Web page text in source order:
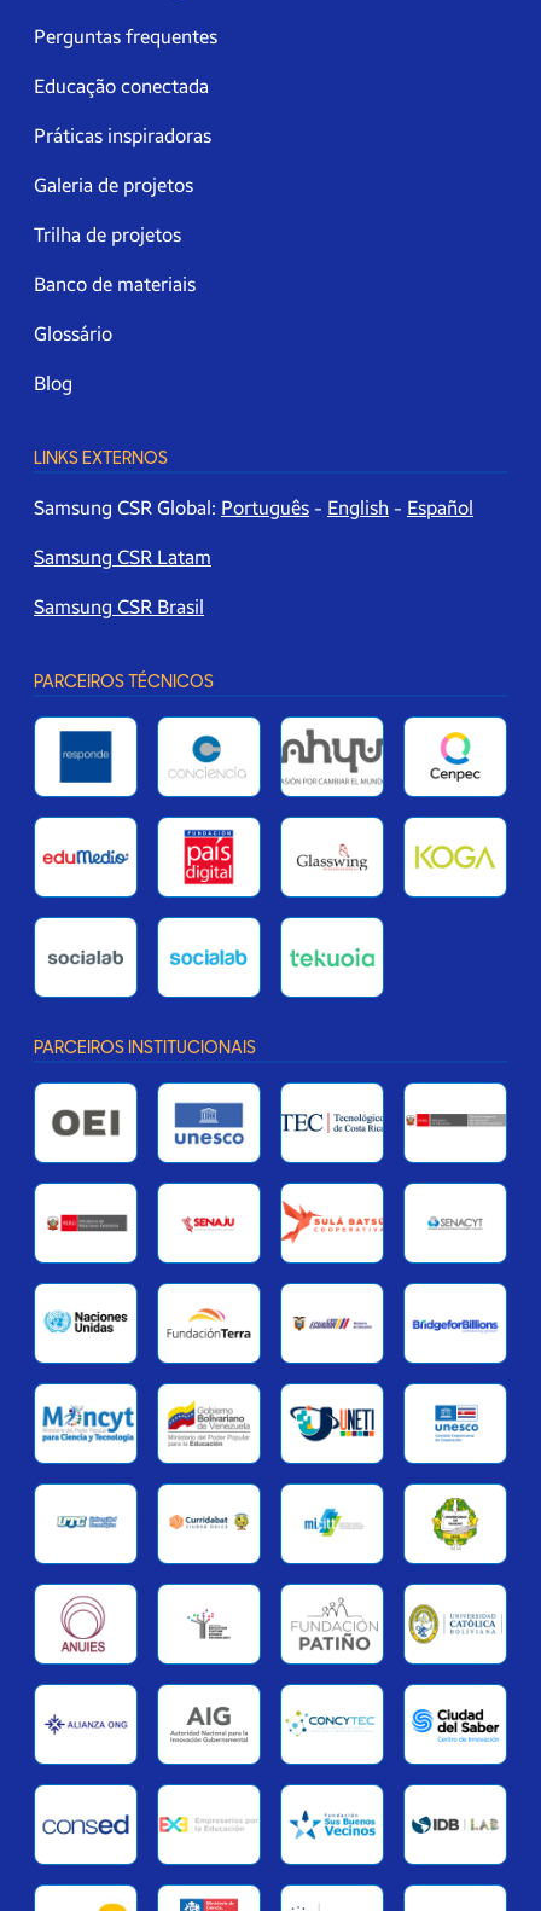
Perguntas frequentes
Educação conectada
Práticas inspiradoras
Galeria de projetos
Trilha de projetos
Banco de materiais
Glossário
Blog
LINKS EXTERNOS
Samsung CSR Global: Português - English - Español
Samsung CSR Latam
Samsung CSR Brasil
PARCEIROS TÉCNICOS
PARCEIROS INSTITUCIONAIS